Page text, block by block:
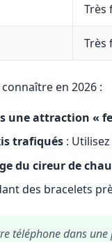
Très
Très
en 2026 :
une attraction «
trafiqués :
du cireur de
des bracelets
téléphone dans